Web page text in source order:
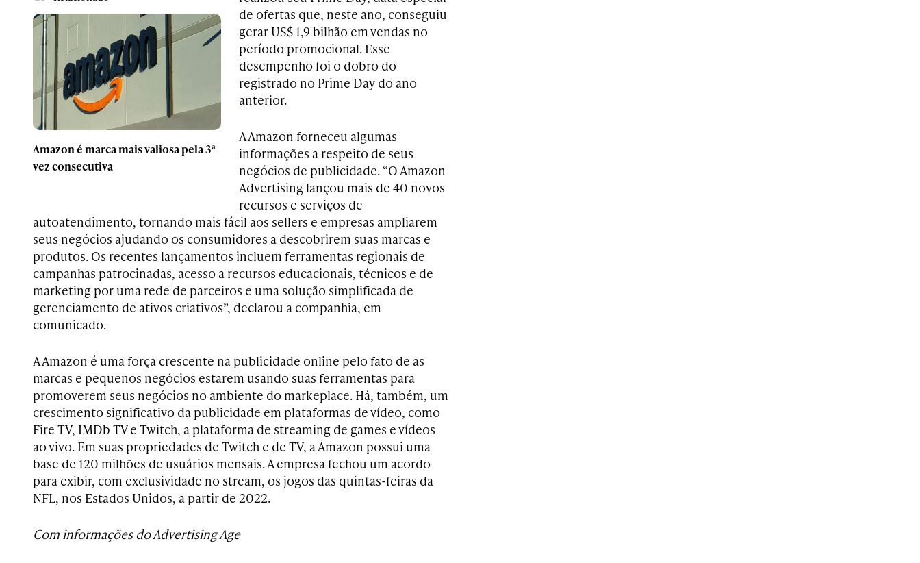
Amazon é marca mais valiosa pela 3ª
vez consecutiva
de ofertas que, neste ano, conseguiu
gerar US$ 1,9 bilhão em vendas no
período promocional. Esse
desempenho foi o dobro do
registrado no Prime Day do ano
anterior.
A Amazon forneceu algumas
informações a respeito de seus
negócios de publicidade. “O Amazon
Advertising lançou mais de 40 novos
recursos e serviços de
autoatendimento, tornando mais fácil aos sellers e empresas ampliarem
seus negócios ajudando os consumidores a descobrirem suas marcas e
produtos. Os recentes lançamentos incluem ferramentas regionais de
campanhas patrocinadas, acesso a recursos educacionais, técnicos e de
marketing por uma rede de parceiros e uma solução simplificada de
gerenciamento de ativos criativos”, declarou a companhia, em
comunicado.
A Amazon é uma força crescente na publicidade online pelo fato de as
marcas e pequenos negócios estarem usando suas ferramentas para
promoverem seus negócios no ambiente do markeplace. Há, também, um
crescimento significativo da publicidade em plataformas de vídeo, como
Fire TV, IMDb TV e Twitch, a plataforma de streaming de games e vídeos
ao vivo. Em suas propriedades de Twitch e de TV, a Amazon possui uma
base de 120 milhões de usuários mensais. A empresa fechou um acordo
para exibir, com exclusividade no stream, os jogos das quintas-feiras da
NFL, nos Estados Unidos, a partir de 2022.
Com informações do Advertising Age